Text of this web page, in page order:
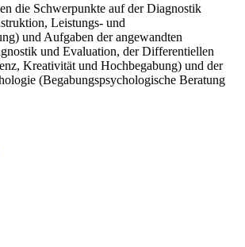
die Schwerpunkte auf der Diagnostik
Leistungs- und
und Aufgaben der angewandten
und Evaluation, der Differentiellen
Kreativität und Hochbegabung) und der
(Begabungspsychologische Beratung